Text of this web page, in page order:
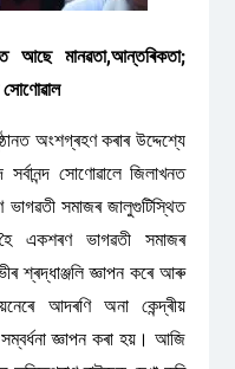
মানৱতা,আন্তৰিকতা;
অংশগ্ৰহণ কৰাৰ উদ্দেশ্যে
সোণোৱালে জিলাখনত
সমাজৰ জালুগুটিস্থিত
একশৰণ ভাগৱতী সমাজৰ
শ্ৰদ্ধাঞ্জলি জ্ঞাপন কৰে আৰু
আদৰণি অনা কেন্দ্ৰীয়
জ্ঞাপন কৰা হয়। আজি